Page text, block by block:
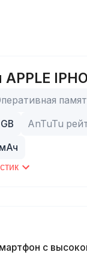
GB AnTuTu
мАч
с